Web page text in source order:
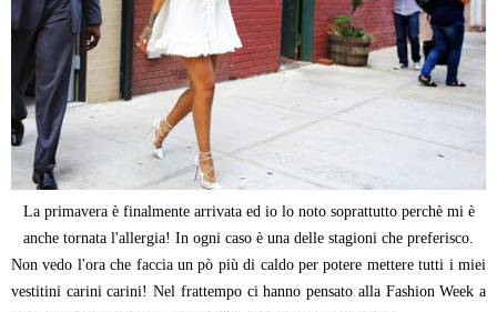
La primavera è finalmente arrivata ed io lo noto soprattutto perchè mi è
anche tornata l'allergia! In ogni caso è una delle stagioni che preferisco.
Non vedo l'ora che faccia un pò più di caldo per potere mettere tutti i miei
vestitini carini carini! Nel frattempo ci hanno pensato alla Fashion Week a